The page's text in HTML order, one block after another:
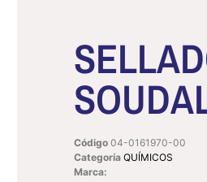
Código 04-0161970-00
Categoría QUÍMICOS
Marca: